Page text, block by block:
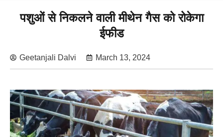
पशुओं से निकलने वाली मीथेन गैस को रोकेगा
ईफीड
Geetanjali Dalvi March 13, 2024